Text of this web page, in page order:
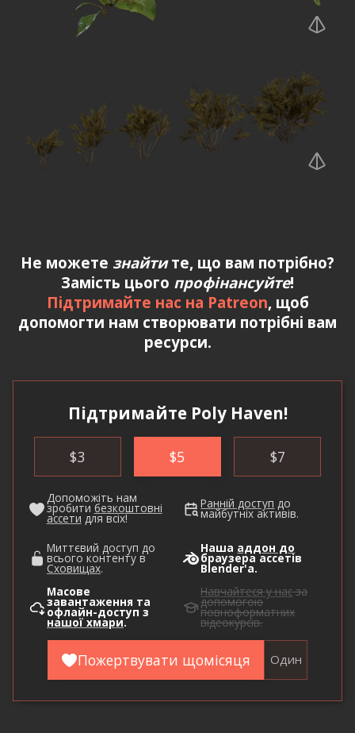
Не можете знайтите, що вам потрібно?
Замість цього профінансуйте!
Підтримайте нас на Patreon, щоб
допомогти нам створювати потрібні вам
ресурси.
Підтримайте Poly Haven!
$3 $5 $7
Допоможіть нам
зробити безкоштовні
ассети для всіх!
Ранній доступ до
майбутніх активів.
Миттєвий доступ до
всього контенту в
Сховищах.
Наша аддон до
браузера ассетів
Blender'а.
Масове
завантаження та
офлайн-доступ з
нашої хмари.
Навчайтеся у насза
допомогою
повноформатних
відеокурсів.
Пожертвувати щомісяця Один